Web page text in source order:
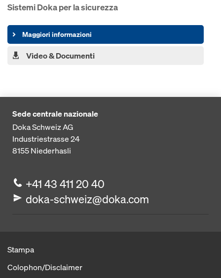
Sistemi Doka per la sicurezza
Maggiori informazioni
Video & Documenti
Sede centrale nazionale
Doka Schweiz AG
Industriestrasse 24
8155Niederhasli
+41 43 411 20 40
doka-schweiz@doka.com
Stampa
Colophon/Disclaimer